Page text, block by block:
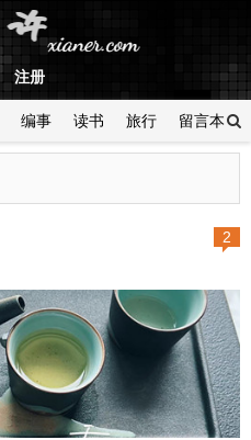
注册
编事 读书 旅行 留言本
2